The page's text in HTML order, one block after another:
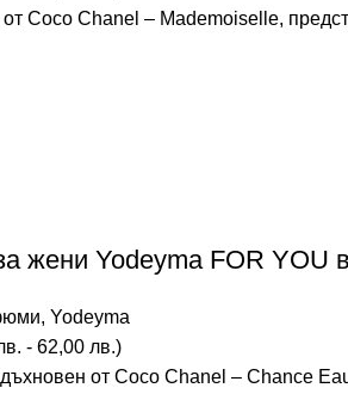
Coco Chanel – Mademoiselle,
жени Yodeyma FOR YOU
, Yodeyma
- 62,00 лв.)
от Coco Chanel – Chance